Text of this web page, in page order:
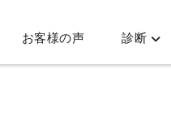
お客様の声 診断